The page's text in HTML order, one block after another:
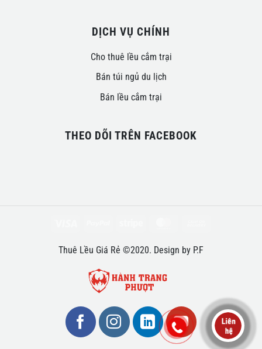
DỊCH VỤ CHÍNH
Cho thuê lều cắm trại
Bán túi ngủ du lịch
Bán lều cắm trại
THEO DÕI TRÊN FACEBOOK
Thuê Lều Giá Rẻ ©2020. Design by P.F